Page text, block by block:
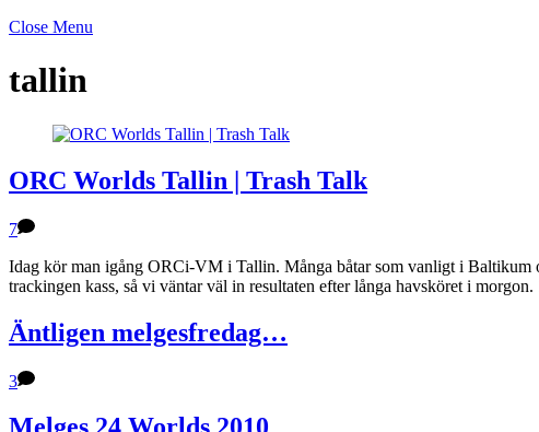
Close Menu
tallin
ORC Worlds Tallin | Trash Talk
7
Idag kör man igång ORCi-VM i Tallin. Många båtar som vanligt i Baltikum
trackingen kass, så vi väntar väl in resultaten efter långa havsköret i
Äntligen melgesfredag…
3